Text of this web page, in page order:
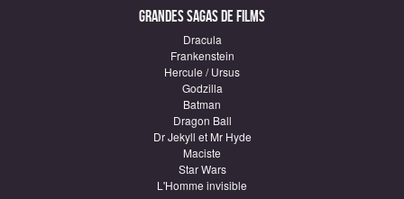
Grandes sagas de Films
Dracula
Frankenstein
Hercule / Ursus
Godzilla
Batman
Dragon Ball
Dr Jekyll et Mr Hyde
Maciste
Star Wars
L'Homme invisible